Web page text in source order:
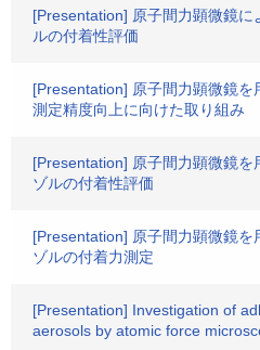
[Presentation] 原子間力顕微鏡
ルの付着性評価
[Presentation] 原子間力顕微鏡
測定精度向上に向けた取り組み
[Presentation] 原子間力顕微鏡を
ゾルの付着性評価
[Presentation] 原子間力顕微鏡を
ゾルの付着力測定
[Presentation] Investigation of
aerosols by atomic force